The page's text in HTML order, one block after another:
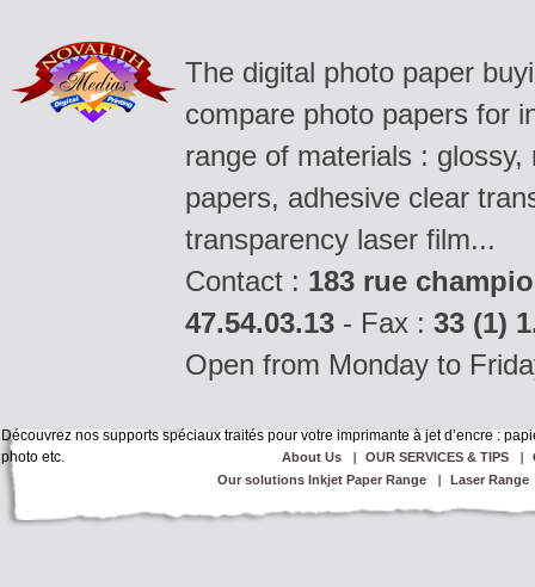
Découvrez nos supports spéciaux traités pour votre imprimante à jet d’encre :
photo etc.
The digital photo paper
compare photo papers for
range of materials :
papers, adhesive clear
transparency laser film...
Contact : 183 rue
47.54.03.13 - Fax : 33 (1)
Open from Monday to
About Us OUR SERVICES & TIPS
Our solutions Inkjet Paper Range
Laser Range